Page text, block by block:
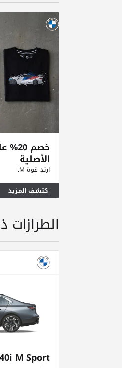
الأصلية
ارتدِ قوة M.
اكتشف المزيد
الطرازات
M Sport